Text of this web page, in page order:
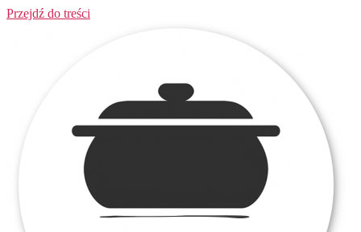
Przejdź do treści